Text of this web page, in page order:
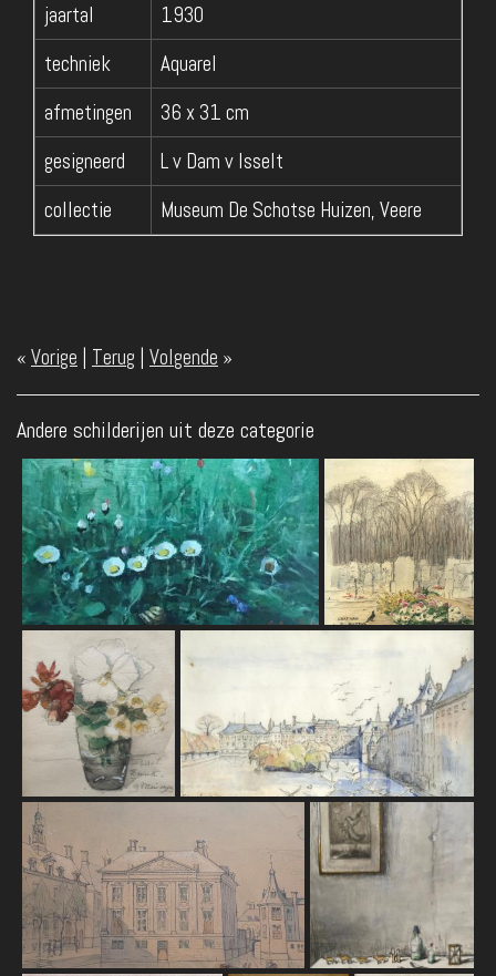
jaartal
1930
techniek
Aquarel
afmetingen
36 x 31 cm
gesigneerd
L v Dam v Isselt
collectie
Museum De Schotse Huizen, Veere
« Vorige | Terug | Volgende »
Andere schilderijen uit deze categorie